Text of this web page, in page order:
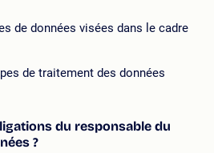
de données visées dans le cadre
de traitement des données
du responsable du
?